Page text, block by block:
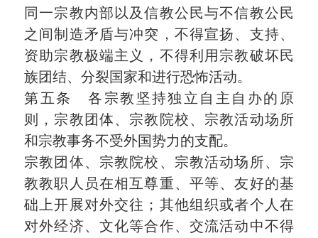
同一宗教内部以及信教公民与不信教公民
之间制造矛盾与冲突，不得宣扬、支持、
资助宗教极端主义，不得利用宗教破坏民
族团结、分裂国家和进行恐怖活动。
第五条 各宗教坚持独立自主自办的原
则，宗教团体、宗教院校、宗教活动场所
和宗教事务不受外国势力的支配。
宗教团体、宗教院校、宗教活动场所、宗
教教职人员在相互尊重、平等、友好的基
础上开展对外交往；其他组织或者个人在
对外经济、文化等合作、交流活动中不得